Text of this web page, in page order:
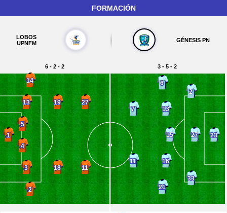
FORMACIÓN
LOBOS
UPNFM
GÉNESIS PN
6 - 2 - 2
1
14
13
5
4
3
2
19
18
27
11
3 - 5 - 2
23
2
27
33
6
13
15
16
21
7
11